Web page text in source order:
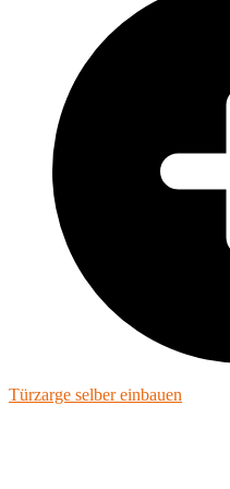
Türzarge selber einbauen